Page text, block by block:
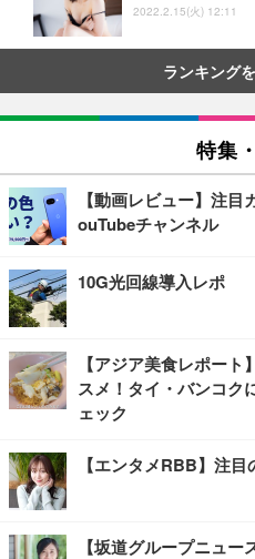
2022.2.15(火) 12:11
ランキング
特集
【動画レビュー】注
ouTubeチャンネル
10G光回線導入レポ
【アジア美食レポー
スメ！タイ・バンコク
ェック
【エンタメRBB】注
【坂道グループニュ